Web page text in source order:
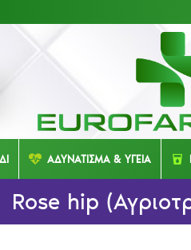
ΑΔΥΝΑΤΙΣΜΑ & ΥΓΕΙΑ
Rose hip